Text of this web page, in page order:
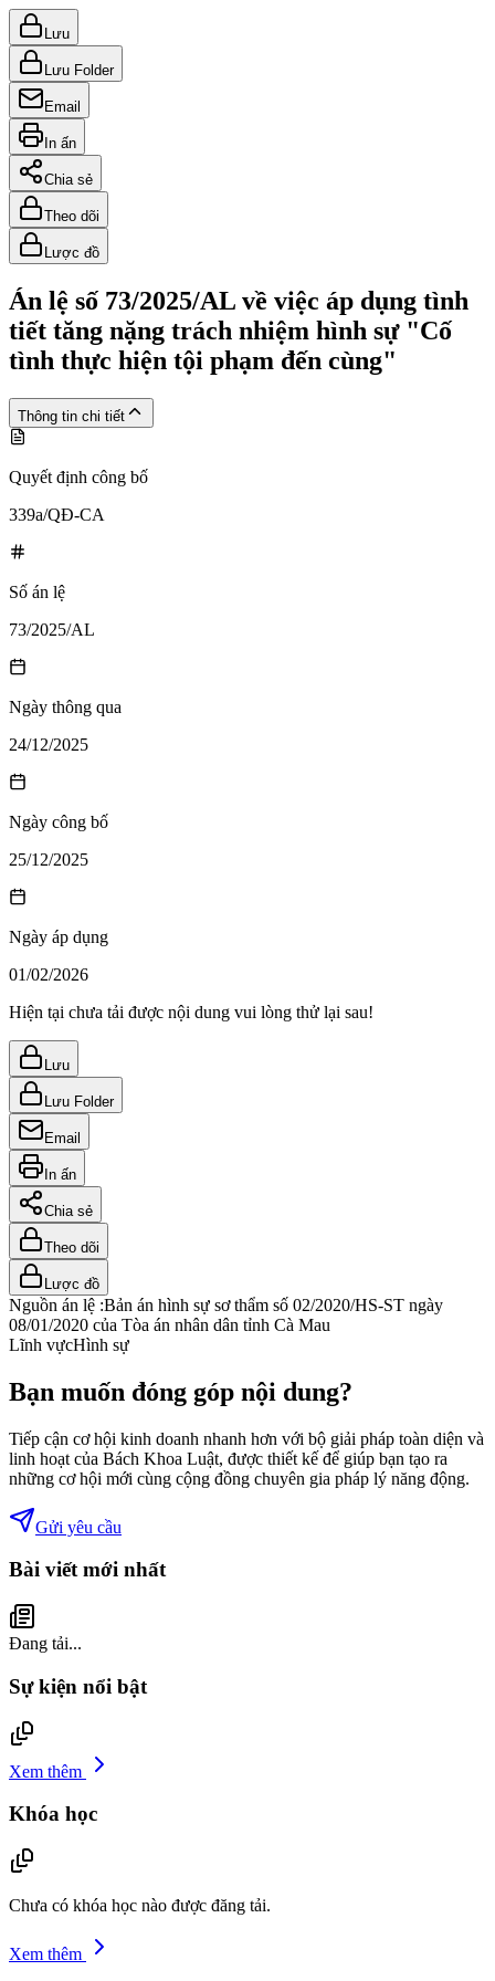
Lưu
Lưu Folder
Email
In ấn
Chia sẻ
Theo dõi
Lược đồ
Án lệ số 73/2025/AL về việc áp dụng tình
tiết tăng nặng trách nhiệm hình sự "Cố
tình thực hiện tội phạm đến cùng"
Thông tin chi tiết
Quyết định công bố
339a/QĐ-CA
Số án lệ
73/2025/AL
Ngày thông qua
24/12/2025
Ngày công bố
25/12/2025
Ngày áp dụng
01/02/2026
Hiện tại chưa tải được nội dung vui lòng thử lại sau!
Lưu
Lưu Folder
Email
In ấn
Chia sẻ
Theo dõi
Lược đồ
Nguồn án lệ :Bản án hình sự sơ thẩm số 02/2020/HS-ST ngày
08/01/2020 của Tòa án nhân dân tỉnh Cà Mau
Lĩnh vựcHình sự
Bạn muốn đóng góp nội dung?
Tiếp cận cơ hội kinh doanh nhanh hơn với bộ giải pháp toàn diện và
linh hoạt của Bách Khoa Luật, được thiết kế để giúp bạn tạo ra
những cơ hội mới cùng cộng đồng chuyên gia pháp lý năng động.
Gửi yêu cầu
Bài viết mới nhất
Đang tải...
Sự kiện nổi bật
Xem thêm
Khóa học
Chưa có khóa học nào được đăng tải.
Xem thêm